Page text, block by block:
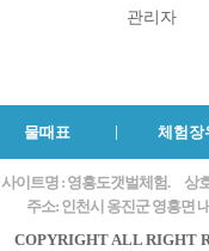
관리자
물때표 체험장
사이트명 : 영흥도갯벌체험.
상
주소: 인천시 옹진군 영흥면
COPYRIGHT ALL RIGHT